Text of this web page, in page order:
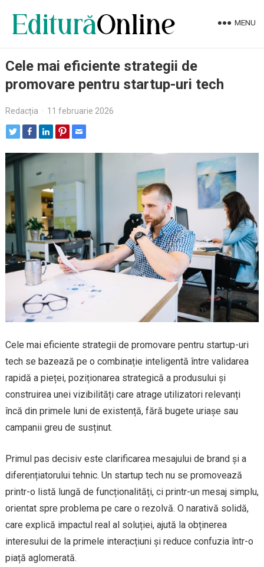
MENU
Cele mai eficiente strategii de
promovare pentru startup-uri tech
Redacția · 11 februarie 2026
Cele mai eficiente strategii de promovare pentru startup-uri
tech se bazează pe o combinație inteligentă între validarea
rapidă a pieței, poziționarea strategică a produsului și
construirea unei vizibilități care atrage utilizatori relevanți
încă din primele luni de existență, fără bugete uriașe sau
campanii greu de susținut.
Primul pas decisiv este clarificarea mesajului de brand și a
diferențiatorului tehnic. Un startup tech nu se promovează
printr-o listă lungă de funcționalități, ci printr-un mesaj simplu,
orientat spre problema pe care o rezolvă. O narativă solidă,
care explică impactul real al soluției, ajută la obținerea
interesului de la primele interacțiuni și reduce confuzia într-o
piață aglomerată.